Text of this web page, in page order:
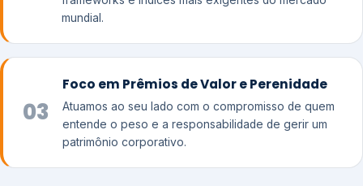
mundial.
03
Foco em Prêmios de Valor e Perenidade
Atuamos ao seu lado com o compromisso de quem
entende o peso e a responsabilidade de gerir um
patrimônio corporativo.